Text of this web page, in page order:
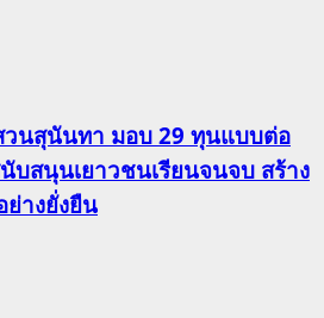
นสุนันทา มอบ 29 ทุนแบบต่อ
บสนุนเยาวชนเรียนจนจบ สร้าง
ย่างยั่งยืน